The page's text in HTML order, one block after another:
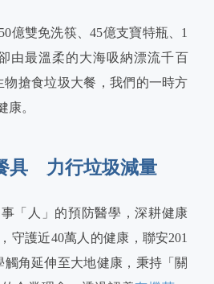
億雙免洗筷、45億支寶特瓶、1
由最溫柔的大海吸納漂流千百
物搶食垃圾大餐，我們的一時方
康。
具 力行垃圾減量
「人」的預防醫學，深耕健康
守護近40萬人的健康，聯安201
角延伸至大地健康，秉持「關